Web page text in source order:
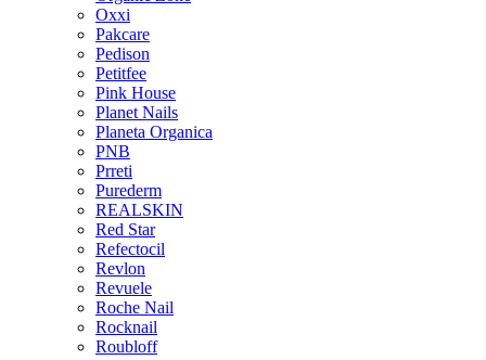
Oxxi
Pakcare
Pedison
Petitfee
Pink House
Planet Nails
Planeta Organica
PNB
Prreti
Purederm
REALSKIN
Red Star
Refectocil
Revlon
Revuele
Roche Nail
Rocknail
Roubloff